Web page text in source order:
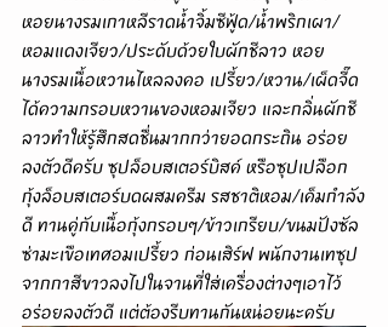
หอยนางรมเกาหลีราดน้ำจิ้มซีฟู้ด/น้ำพริกเผา/
หอมแดงเจียว/ประดับด้วยใบผักชีลาว หอย
นางรมเนื้อหวานไหลลงคอ เปรี้ยว/หวาน/เผ็ดจี๊ด
ได้ความกรอบหวานของหอมเจียว และกลิ่นผักชี
ลาวทำให้รู้สึกสดชื่นมากกว่ายอดกระถิน อร่อย
ลงตัวดีครับ ซุปล็อบสเตอร์บิสค์ หรือซุปเปลือก
กุ้งล็อบสเตอร์บดผสมครีม รสชาติหอม/เค็มกำลัง
ดี ทานคู่กับเนื้อกุ้งกรอบๆ/ข้าวเกรียบ/ขนมปังซัล
ซ่ามะเขือเทศอมเปรี้ยว ก่อนเสิร์ฟ พนักงานเทซุป
จากกาสีขาวลงไปในจานที่ใส่เครื่องต่างๆเอาไว้
อร่อยลงตัวดี แต่ต้องรีบทานกันหน่อยนะครับ